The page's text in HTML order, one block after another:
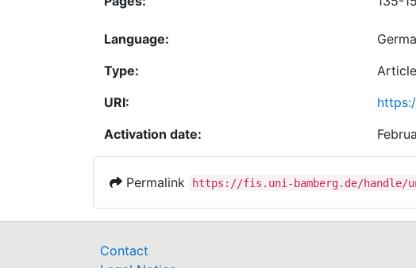
Language:
Type:
Article
URI:
Activation date:
Permalink https://fis.uni-bamberg.de/handle/
Contact